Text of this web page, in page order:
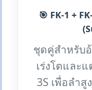
🎯 FK-1 +
ชุดคู่สำหรับอ้
เร่งโตและ
3S เพื่อลำสู